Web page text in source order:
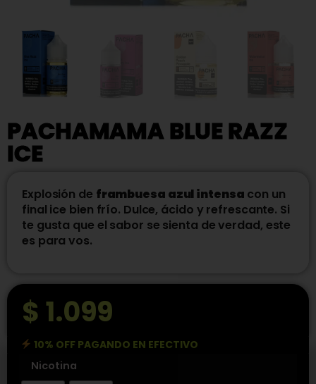
PACHAMAMA BLUE RAZZ
ICE
Explosión de frambuesa azul intensa con un
final ice bien frío. Dulce, ácido y refrescante. Si
te gusta que el sabor se sienta de verdad, este
es para vos.
$ 1.099
10% OFF PAGANDO EN EFECTIVO
Nicotina